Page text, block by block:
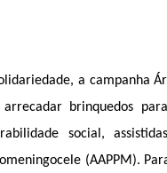
a campanha
brinquedos
social,
(AAPPM).